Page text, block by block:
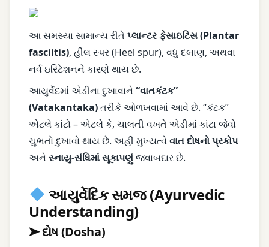
આ સમસ્યા સામાન્ય રીતે પ્લાન્ટર ફેસાઇટિસ (Plantar
fasciitis), હીલ સ્પર (Heel spur), વધુ દબાણ, અથવા
નર્વ ઇરિટેશનને કારણે થાય છે.
આયુર્વેદમાં એડીના દુખાવાને“વાતકંટક”
(Vatakantaka)તરીકે ઓળખવામાં આવે છે. “કંટક”
એટલે કાંટો – એટલે કે, ચાલતી વખતે એડીમાં કાંટા જેવો
ચુભતો દુખાવો થાય છે. અહીં મુખ્યત્વેવાત દોષનો પ્રકોપ
અનેસ્નાયુ-સંધિમાં સૂકાપણુંજવાબદાર છે.
આયુર્વેદિક સમજ (Ayurvedic
Understanding)
➤ દોષ (Dosha)